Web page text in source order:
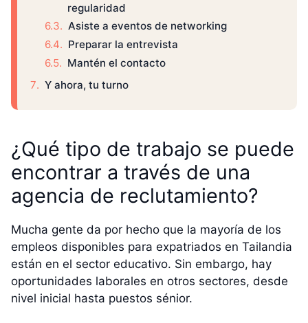
regularidad
Asiste a eventos de networking
Preparar la entrevista
Mantén el contacto
Y ahora, tu turno
¿Qué tipo de trabajo se puede
encontrar a través de una
agencia de reclutamiento?
Mucha gente da por hecho que la mayoría de los
empleos disponibles para expatriados en Tailandia
están en el sector educativo. Sin embargo, hay
oportunidades laborales en otros sectores, desde
nivel inicial hasta puestos sénior.